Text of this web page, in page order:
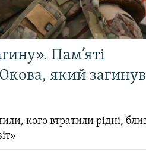
Пам’яті
який
кого втратили рідні,